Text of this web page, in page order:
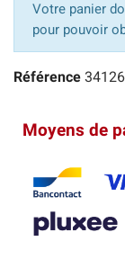
Votre panier
pour pouvoir
Référence
Moyens de